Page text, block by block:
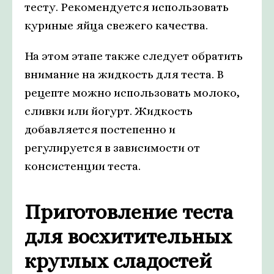
тесту. Рекомендуется использовать
куриные яйца свежего качества.
На этом этапе также следует обратить
внимание на жидкость для теста. В
рецепте можно использовать молоко,
сливки или йогурт. Жидкость
добавляется постепенно и
регулируется в зависимости от
консистенции теста.
Приготовление теста
для восхитительных
круглых сладостей